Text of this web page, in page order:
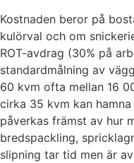
Kostnaden beror på
kulörval och om
ROT-avdrag (30% på
standardmålning av
60 kvm ofta mellan 16
cirka 35 kvm kan hamna
påverkas främst av hur
bredspackling,
slipning tar tid men är